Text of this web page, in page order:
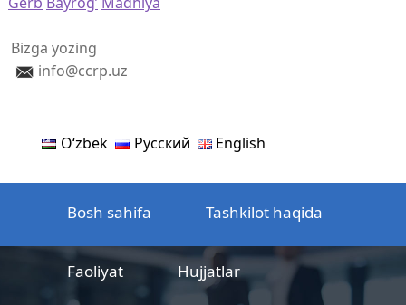
Bizga yozing
info@ccrp.uz
Oʻzbek Русский English
Bosh sahifa Tashkilot haqida
Faoliyat Hujjatlar